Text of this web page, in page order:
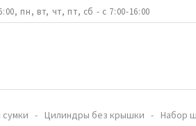
пн, вт, чт, пт, сб - с 7:00-16:00
Цилиндры без крышки
Набор